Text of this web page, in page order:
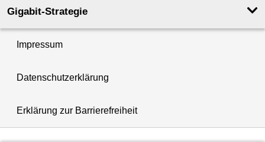
Gigabit-Strategie
Impressum
Datenschutzerklärung
Erklärung zur Barrierefreiheit